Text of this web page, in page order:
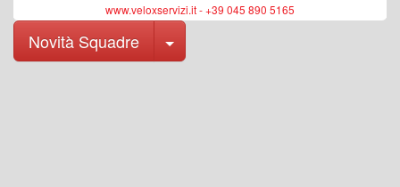
www.veloxservizi.it - +39 045 890 5165
Novità Squadre Toggle Dropdown